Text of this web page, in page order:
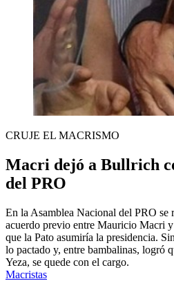
CRUJE EL MACRISMO
Macri dejó a Bullrich
del PRO
En la Asamblea Nacional del PRO se
acuerdo previo entre Mauricio Macri
que la Pato asumiría la presidencia.
lo pactado y, entre bambalinas, logró
Yeza, se quede con el cargo.
Macristas